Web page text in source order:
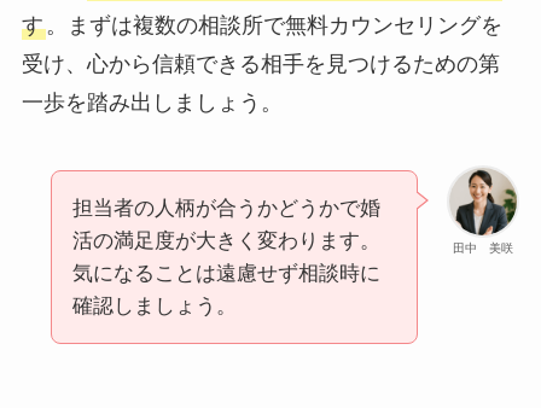
す。まずは複数の相談所で無料カウンセリングを
受け、心から信頼できる相手を見つけるための第
一歩を踏み出しましょう。
田中 美咲
担当者の人柄が合うかどうかで婚
活の満足度が大きく変わります。
気になることは遠慮せず相談時に
確認しましょう。